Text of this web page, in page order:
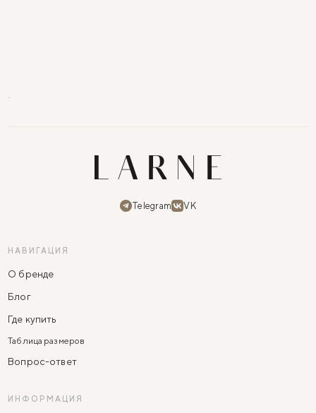
Telegram VK
НАВИГАЦИЯ
О бренде
Блог
Где купить
Таблица размеров
Вопрос-ответ
ИНФОРМАЦИЯ